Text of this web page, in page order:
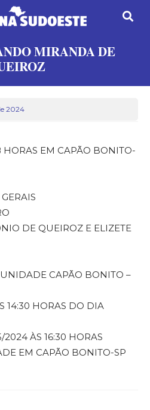
MIRANDA DE
2024
HORAS EM CAPÃO BONITO-
DE QUEIROZ E ELIZETE
CAPÃO BONITO –
14:30 HORAS DO DIA
ÀS 16:30 HORAS
EM CAPÃO BONITO-SP